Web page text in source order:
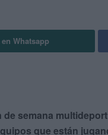
Whatsapp
de semana
que están